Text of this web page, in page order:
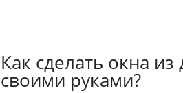
Как сделать окна из
своими руками?